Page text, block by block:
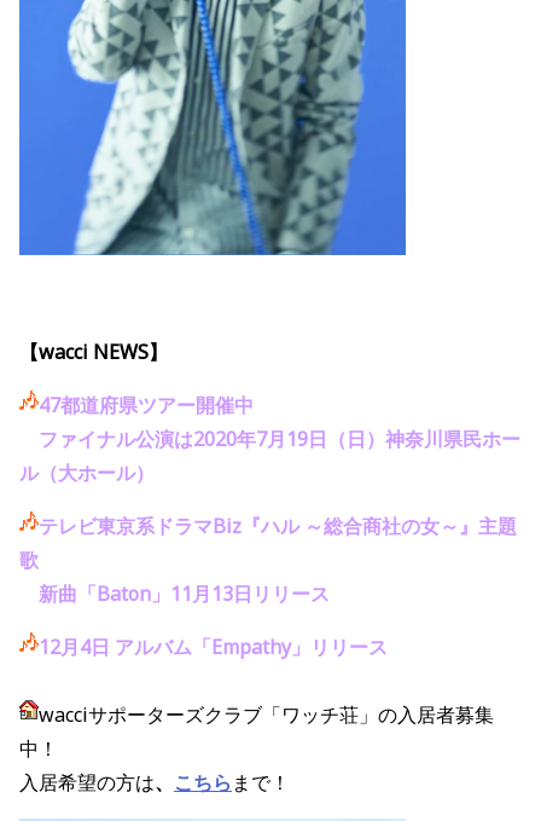
【wacci NEWS】
47都道府県ツアー開催中
ファイナル公演は2020年7月19日（日）神奈川県民ホー
ル（大ホール）
テレビ東京系ドラマBiz『ハル ～総合商社の女～』主題
歌
新曲「Baton」11月13日リリース
12月4日 アルバム「Empathy」リリース
wacciサポーターズクラブ「ワッチ荘」の入居者募集
中！
入居希望の方は、 こちら まで！